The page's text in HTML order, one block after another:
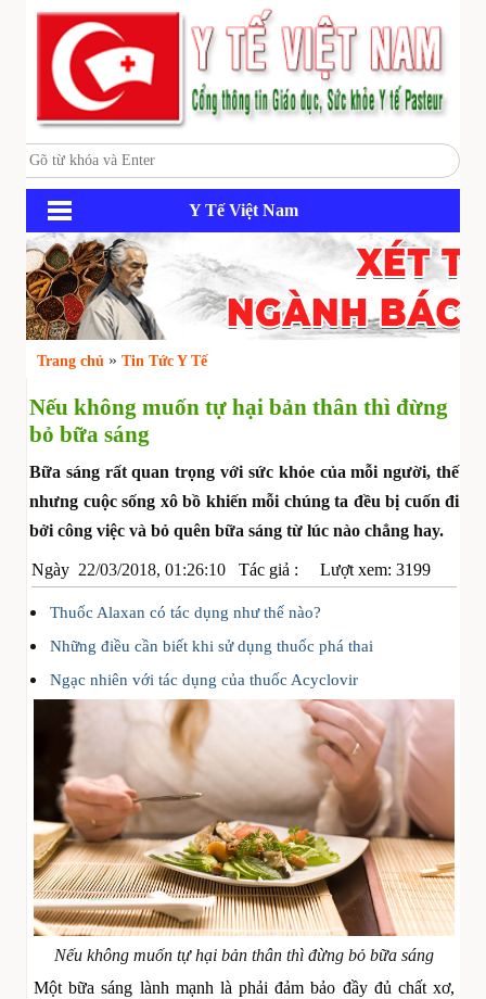
Y Tế Việt Nam
Trang chủ » Tin Tức Y Tế
Nếu không muốn tự hại bản thân thì đừng
bỏ bữa sáng
Bữa sáng rất quan trọng với sức khỏe của mỗi người, thế
nhưng cuộc sống xô bồ khiến mỗi chúng ta đều bị cuốn đi
bởi công việc và bỏ quên bữa sáng từ lúc nào chẳng hay.
Ngày 22/03/2018, 01:26:10 Tác giả : Lượt xem: 3199
Thuốc Alaxan có tác dụng như thế nào?
Những điều cần biết khi sử dụng thuốc phá thai
Ngạc nhiên với tác dụng của thuốc Acyclovir
Nếu không muốn tự hại bản thân thì đừng bỏ bữa sáng
Một bữa sáng lành mạnh là phải đảm bảo đầy đủ chất xơ,